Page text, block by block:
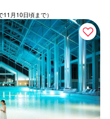
月10日頃まで）